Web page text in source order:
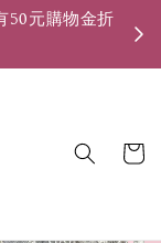
50元購物金折